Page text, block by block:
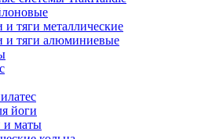
и тяги металлические
и тяги алюминиевые
йоги
и маты